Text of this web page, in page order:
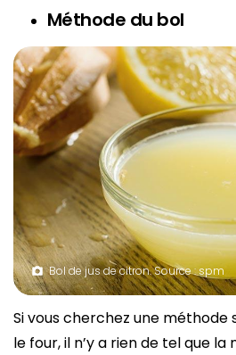
Méthode du bol
Bol de jus de citron. Source : spm
Si vous cherchez une
le four, il n’y a rien de tel que